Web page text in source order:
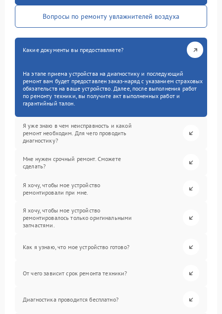
Вопросы по ремонту увлажнителей воздуха
Какие документы вы предоставляете?
На этапе приема устройства на диагностику и последующий
ремонт вам будет предоставлен заказ-наряд с указанием страховых
обязательств на ваше устройство. Далее, после выполнения работ
по ремонту техники, вы получите акт выполненных работ и
гарантийный талон.
Я уже знаю в чем неисправность и какой
ремонт необходим. Для чего проводить
диагностику?
Мне нужен срочный ремонт. Сможете
сделать?
Я хочу, чтобы мое устройство
ремонтировали при мне.
Я хочу, чтобы мое устройство
ремонтировалось только оригинальными
запчастями.
Как я узнаю, что мое устройство готово?
От чего зависит срок ремонта техники?
Диагностика проводится бесплатно?